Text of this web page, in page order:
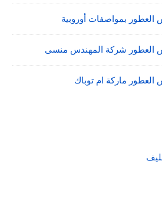
العطور بمواصفات أوروبية
العطور شركة المهندس منسى
العطور ماركة ام توباك